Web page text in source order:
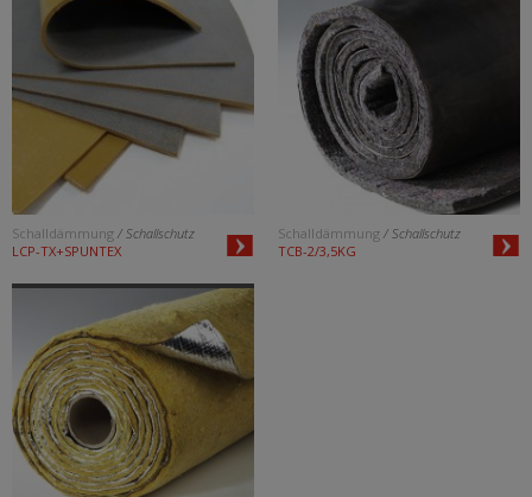
Schalldämmung / Schallschutz
LCP-TX+SPUNTEX
Schalldämmung / Schallschutz
TCB-2/3,5KG